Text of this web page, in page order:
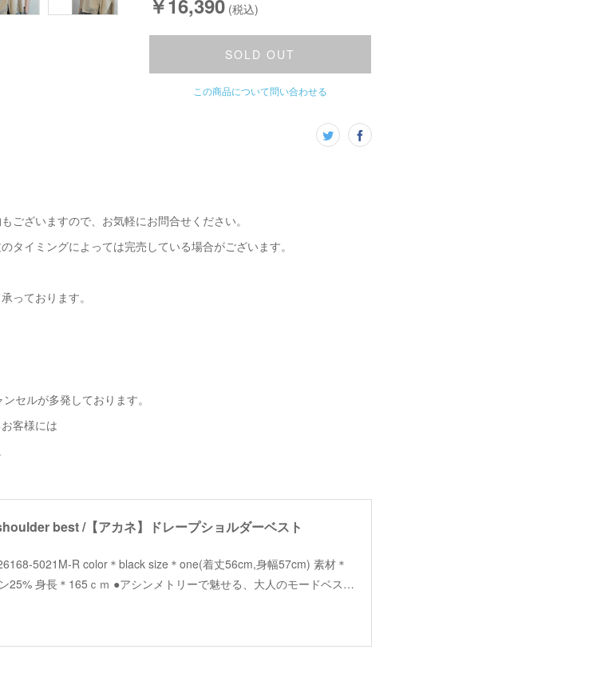
￥16,390 (税込)
SOLD OUT
この商品について問い合わせる
ございますので、お気軽にお問合せください。
タイミングによっては完売している場合がございます。
っております。
セルが多発しております。
客様には
best /【アカネ】ドレープショルダーベスト
5021M-R color＊black size＊one(着丈56cm,身幅57cm) 素材＊
25% 身長＊165ｃｍ ●アシンメトリーで魅せる、大人のモードベス…